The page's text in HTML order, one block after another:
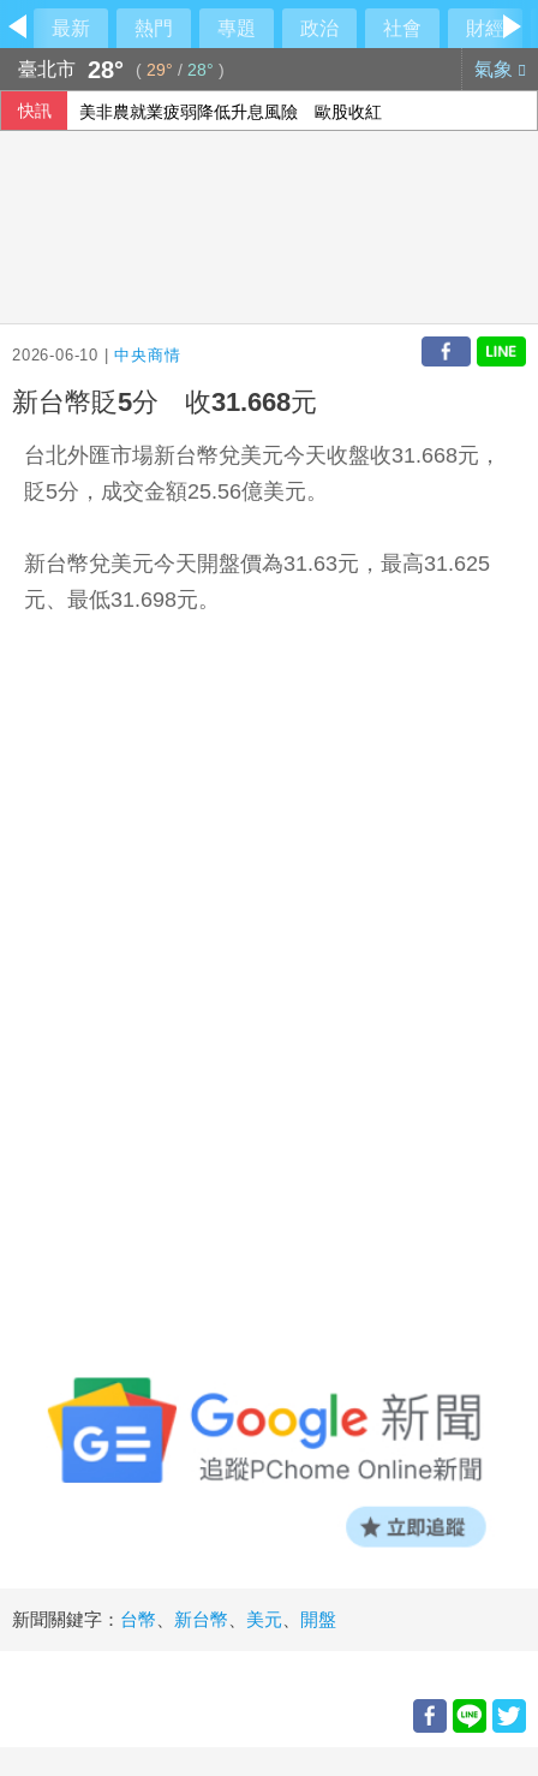
最新 熱門 專題 政治 社會
財經
臺北市 28° ( 29° / 28° ) 氣象
快訊 美非農就業疲弱降低升息風險 歐股收紅
2026-06-10 |中央商情
新台幣貶5分 收31.668元
台北外匯市場新台幣兌美元今天收盤收31.668元，
貶5分，成交金額25.56億美元。
新台幣兌美元今天開盤價為31.63元，最高31.625
元、最低31.698元。
新聞關鍵字： 台幣 新台幣 美元 開盤